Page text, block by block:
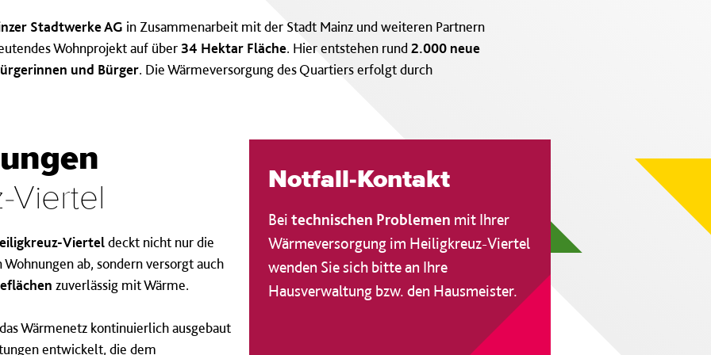
Stadtwerke AG in Zusammenarbeit mit der Stadt Mainz und weiteren Partnern
Wohnprojekt auf über34 Hektar Fläche. Hier entstehen rund 2.000 neue
und Bürger. Die Wärmeversorgung des Quartiers erfolgt durch
Viertel
Vierteldeckt nicht nur die
ab, sondern versorgt auch
zuverlässig mit Wärme.
Wärmenetz kontinuierlich ausgebaut
entwickelt, die dem
Notfall-Kontakt
Bei technischen Problemen mit Ihrer
Wärmeversorgung im Heiligkreuz-Viertel
wenden Sie sich bitte an Ihre
Hausverwaltung bzw. den Hausmeister.